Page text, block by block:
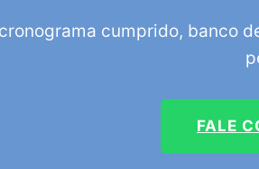
cumprido, banco
FALE